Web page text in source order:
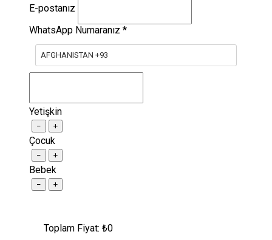
E-postanız
WhatsApp Numaranız *
AFGHANISTAN +93
Yetişkin
− +
Çocuk
− +
Bebek
− +
Toplam Fiyat: ₺0